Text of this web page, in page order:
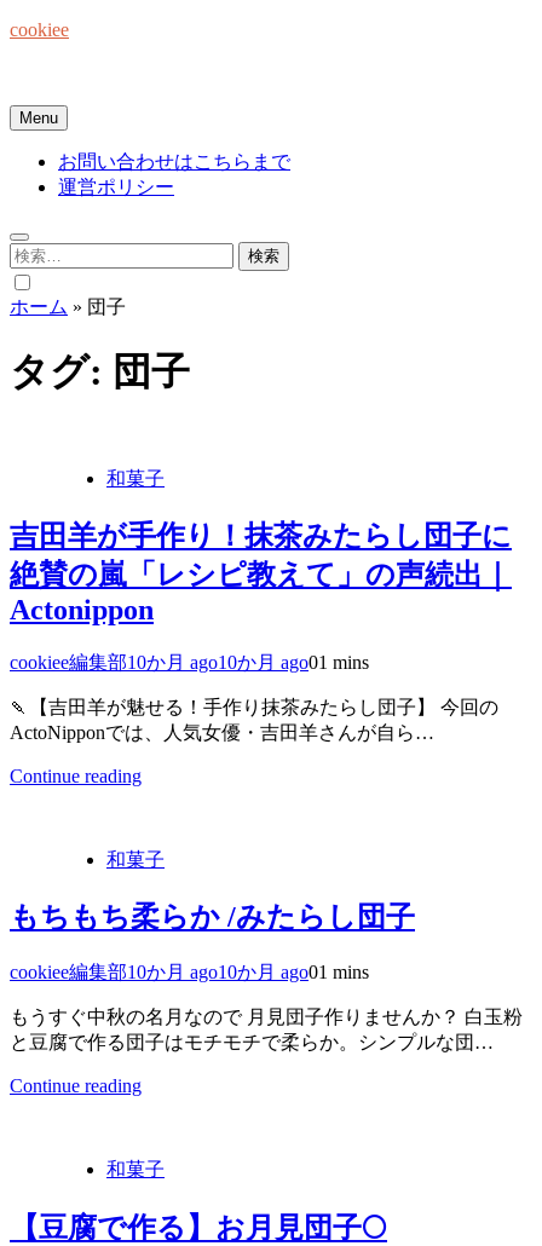
Skip
cookiee
Menu
お問い合わせはこちらまで
運営ポリシー
検
索:
ホーム » 団子
タグ: 団子
和菓子
吉田羊が手作り！抹茶みたらし団子に
絶賛の嵐「レシピ教えて」の声続出｜
Actonippon
cookiee編集部10か月 ago10か月 ago01 mins
🍡【吉田羊が魅せる！手作り抹茶みたらし団子】 今回の
ActoNipponでは、人気女優・吉田羊さんが自ら…
Continue reading
和菓子
もちもち柔らか /みたらし団子
cookiee編集部10か月 ago10か月 ago01 mins
もうすぐ中秋の名月なので 月見団子作りませんか？ 白玉粉
と豆腐で作る団子はモチモチで柔らか。シンプルな団…
Continue reading
和菓子
【豆腐で作る】お月見団子🌕